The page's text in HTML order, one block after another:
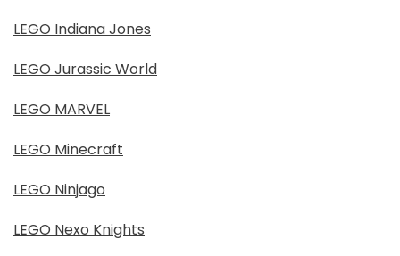
LEGO Indiana Jones
LEGO Jurassic World
LEGO MARVEL
LEGO Minecraft
LEGO Ninjago
LEGO Nexo Knights